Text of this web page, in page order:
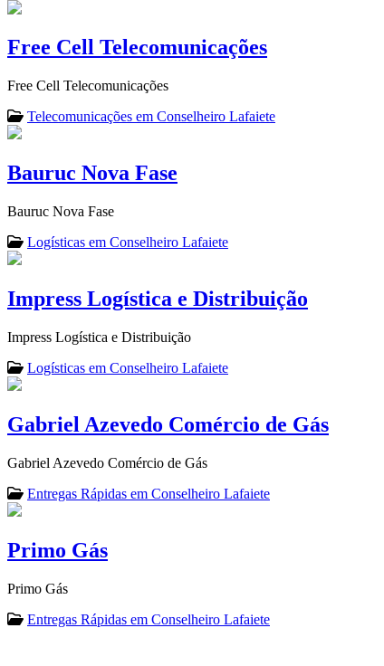
Free Cell Telecomunicações
Free Cell Telecomunicações
Telecomunicações em Conselheiro Lafaiete
Bauruc Nova Fase
Bauruc Nova Fase
Logísticas em Conselheiro Lafaiete
Impress Logística e Distribuição
Impress Logística e Distribuição
Logísticas em Conselheiro Lafaiete
Gabriel Azevedo Comércio de Gás
Gabriel Azevedo Comércio de Gás
Entregas Rápidas em Conselheiro Lafaiete
Primo Gás
Primo Gás
Entregas Rápidas em Conselheiro Lafaiete